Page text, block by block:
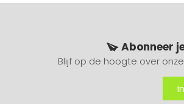
Abonneer
Blijf op de hoogte over